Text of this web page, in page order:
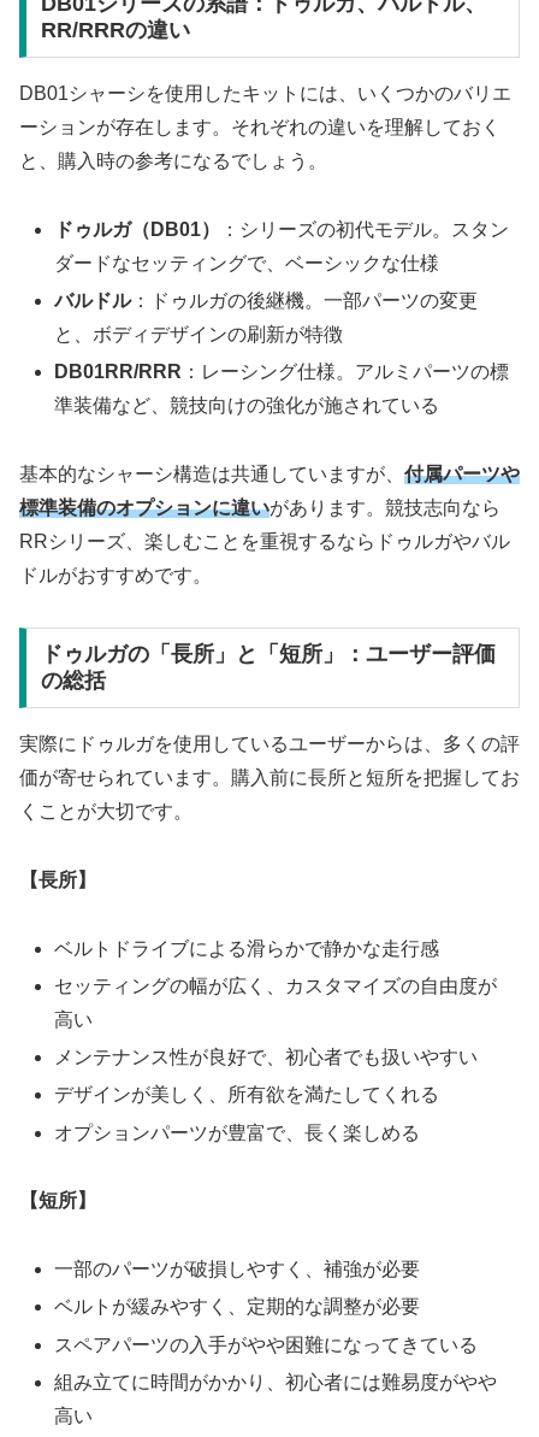
RR/RRRの違い
DB01シャーシを使用したキットには、いくつかのバリエ
ーションが存在します。それぞれの違いを理解しておく
と、購入時の参考になるでしょう。
ドゥルガ（DB01）
：シリーズの初代モデル。スタン
ダードなセッティングで、ベーシックな仕様
バルドル：ドゥルガの後継機。一部パーツの変更
と、ボディデザインの刷新が特徴
DB01RR/RRR ：レーシング仕様。アルミパーツの標
準装備など、競技向けの強化が施されている
基本的なシャーシ構造は共通していますが、 付属パーツや
標準装備のオプションに違いがあります。競技志向なら
RRシリーズ、楽しむことを重視するならドゥルガやバル
ドルがおすすめです。
ドゥルガの「長所」と「短所」：ユーザー評価
の総括
実際にドゥルガを使用しているユーザーからは、多くの評
価が寄せられています。購入前に長所と短所を把握してお
くことが大切です。
【長所】
ベルトドライブによる滑らかで静かな走行感
セッティングの幅が広く、カスタマイズの自由度が
高い
メンテナンス性が良好で、初心者でも扱いやすい
デザインが美しく、所有欲を満たしてくれる
オプションパーツが豊富で、長く楽しめる
【短所】
一部のパーツが破損しやすく、補強が必要
ベルトが緩みやすく、定期的な調整が必要
スペアパーツの入手がやや困難になってきている
組み立てに時間がかかり、初心者には難易度がやや
高い